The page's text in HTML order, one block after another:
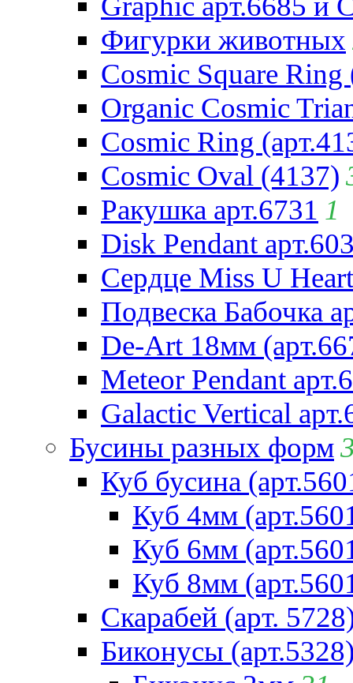
Фигурки животных
Cosmic Square Ring
Organic Cosmic
Cosmic Ring
Cosmic Oval (4137)
Ракушка арт.6731 1
Disk Pendant
Сердце Miss U
Подвеска Бабочка
De-Art 18мм
Meteor Pendant
Galactic Vertical
Бусины разных форм
Куб бусина
Куб 4мм
Куб 6мм
Куб 8мм
Скарабей (арт.
Биконусы